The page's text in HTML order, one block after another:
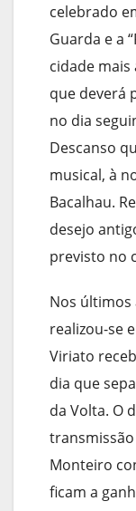
celebrado
Guarda e a
cidade mais
que deverá
no dia
Descanso
musical, à
Bacalhau.
desejo
previsto no
Nos últimos
realizou-se
Viriato
dia que
da Volta. O
transmissão
Monteiro
ficam a